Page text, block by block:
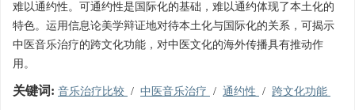
难以通约性。可通约性是国际化的基础，难以通约体现了本土化的
特色。运用信息论美学辩证地对待本土化与国际化的关系，可揭示
中医音乐治疗的跨文化功能，对中医文化的海外传播具有推动作
用。
关键词: 音乐治疗比较 / 中医音乐治疗 / 通约性 / 跨文化功能